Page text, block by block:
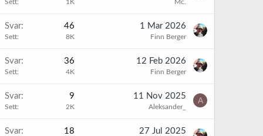
Sett 1K Mc.
Svar 46
Sett 8K
1 Mar 2026
Finn Berger
Svar 36
Sett 4K
12 Feb 2026
Finn Berger
Svar 9
Sett 2K
11 Nov 2025
Aleksander_
A
Svar 18 27 Jul 2025